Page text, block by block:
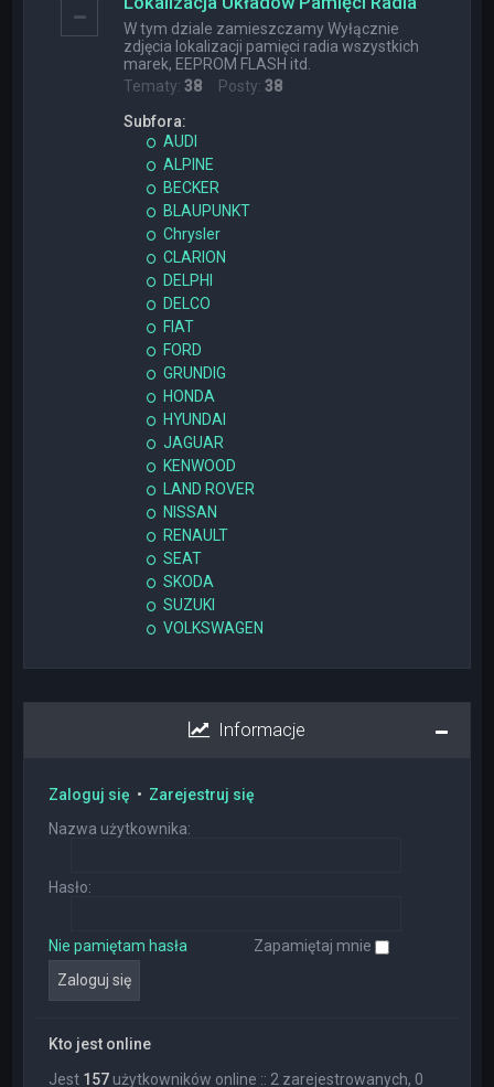
W tym dziale zamieszczamy Wyłącznie
zdjęcia lokalizacji pamięci radia wszystkich
marek, EEPROM FLASH itd.
Tematy:38 Posty:38
Subfora:
AUDI
ALPINE
BECKER
BLAUPUNKT
Chrysler
CLARION
DELPHI
DELCO
FIAT
FORD
GRUNDIG
HONDA
HYUNDAI
JAGUAR
KENWOOD
LAND ROVER
NISSAN
RENAULT
SEAT
SKODA
SUZUKI
VOLKSWAGEN
Informacje
Zaloguj się • Zarejestruj się
Nazwa użytkownika:
Hasło:
Nie pamiętam hasła Zapamiętaj mnie
Kto jest online
Jest 157 użytkowników online :: 2 zarejestrowanych, 0